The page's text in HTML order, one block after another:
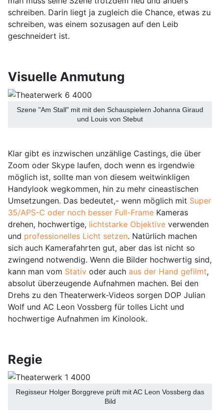
schreiben. Darin liegt ja zugleich die Chance, etwas zu
schreiben, was einem sozusagen auf den Leib
geschneidert ist.
Visuelle Anmutung
Szene "Am Stall" mit mit den Schauspielern Johanna Giraud
und Louis von Stebut
Klar gibt es inzwischen unzählige Castings, die über
Zoom oder Skype laufen, doch wenn es irgendwie
möglich ist, sollte man von diesem weitwinkligen
Handylook wegkommen, hin zu mehr cineastischen
Umsetzungen. Das bedeutet,- wenn möglich mit Super
35/APS-C oder noch besser Full-Frame Kameras
drehen, hochwertige, lichtstarke Objektive verwenden
und professionelles Licht setzen. Natürlich machen
sich auch Kamerafahrten gut, aber das ist nicht so
zwingend notwendig. Wenn die Bilder hochwertig sind,
kann man vom Stativ oder auch aus der Hand gefilmt,
absolut überzeugende Aufnahmen machen. Bei den
Drehs zu den Theaterwerk-Videos sorgen DOP Julian
Wolf und AC Leon Vossberg für tolles Licht und
hochwertige Aufnahmen im Kinolook.
Regie
Regisseur Holger Borggreve prüft mit AC Leon Vossberg das
Bild